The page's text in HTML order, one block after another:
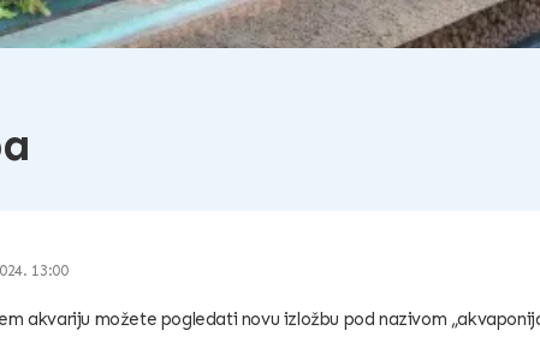
13:00
akvariju možete pogledati novu izložbu pod nazivom